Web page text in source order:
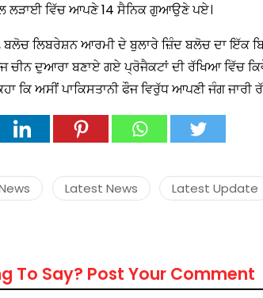
ਲੜਾਈ ਵਿੱਚ ਆਪਣੇ 14 ਸੈਨਿਕ ਗੁਆਉਣੇ ਪਏ।
ਲਿਬਰੇਸ਼ਨ ਆਰਮੀ ਦੇ ਬੁਲਾਰੇ ਜ਼ਿੰਦ ਬਲੋਚ ਦਾ ਇੱਕ
ਚੀਨ ਦੁਆਰਾ ਬਣਾਏ ਗਏ ਪ੍ਰੋਜੈਕਟਾਂ ਦੀ ਰੱਖਿਆ ਵਿੱਚ
ਕਿ ਅਸੀਂ ਪਾਕਿਸਤਾਨੀ ਫੌਜ ਵਿਰੁੱਧ ਆਪਣੀ ਜੰਗ ਜਾਰੀ
Latest News Latest Update
To Say? Post Your Comment
“Success
challenge,